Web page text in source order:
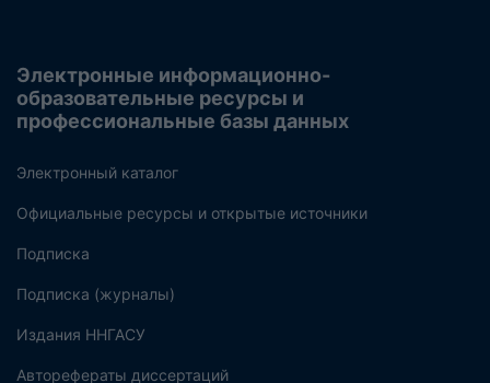
Электронные информационно-
образовательные ресурсы и
профессиональные базы данных
Электронный каталог
Официальные ресурсы и открытые источники
Подписка
Подписка (журналы)
Издания ННГАСУ
Авторефераты диссертаций